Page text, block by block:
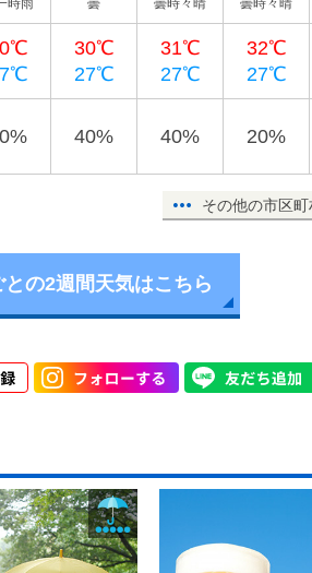
時雨 曇 曇時々晴 曇時々晴
30℃
27℃
31℃
27℃
32℃
27℃
40% 40% 20%
その他の市区町
の2週間天気はこちら